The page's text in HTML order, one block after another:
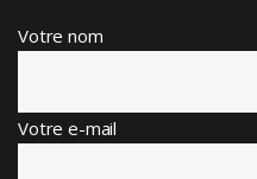
Votre nom
Votre e-mail